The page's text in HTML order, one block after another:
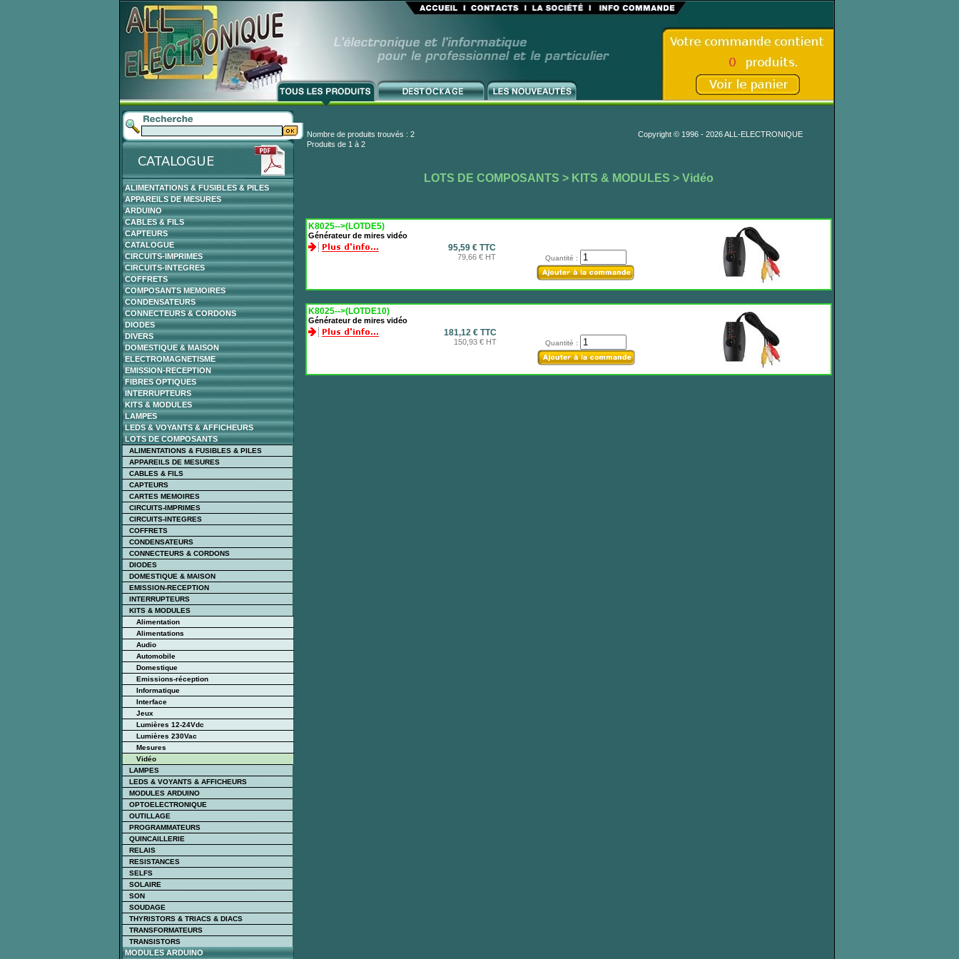
ALIMENTATIONS & FUSIBLES & PILES
APPAREILS DE MESURES
ARDUINO
CABLES & FILS
CAPTEURS
CATALOGUE
CIRCUITS-IMPRIMES
CIRCUITS-INTEGRES
COFFRETS
COMPOSANTS MEMOIRES
CONDENSATEURS
CONNECTEURS & CORDONS
DIODES
DIVERS
DOMESTIQUE & MAISON
ELECTROMAGNETISME
EMISSION-RECEPTION
FIBRES OPTIQUES
INTERRUPTEURS
KITS & MODULES
LAMPES
LEDS & VOYANTS & AFFICHEURS
LOTS DE COMPOSANTS
ALIMENTATIONS & FUSIBLES & PILES
APPAREILS DE MESURES
CABLES & FILS
CAPTEURS
CARTES MEMOIRES
CIRCUITS-IMPRIMES
CIRCUITS-INTEGRES
COFFRETS
CONDENSATEURS
CONNECTEURS & CORDONS
DIODES
DOMESTIQUE & MAISON
EMISSION-RECEPTION
INTERRUPTEURS
KITS & MODULES
Alimentation
Alimentations
Audio
Automobile
Domestique
Emissions-réception
Informatique
Interface
Jeux
Lumières 12-24Vdc
Lumières 230Vac
Mesures
Vidéo
LAMPES
LEDS & VOYANTS & AFFICHEURS
MODULES ARDUINO
OPTOELECTRONIQUE
OUTILLAGE
PROGRAMMATEURS
QUINCAILLERIE
RELAIS
RESISTANCES
SELFS
SOLAIRE
SON
SOUDAGE
THYRISTORS & TRIACS & DIACS
TRANSFORMATEURS
TRANSISTORS
MODULES ARDUINO
Nombre de produits trouvés : 2
Copyright © 1996 - 2026 ALL-ELECTRONIQUE
Produits de 1 à 2
LOTS DE COMPOSANTS > KITS & MODULES > Vidéo
K8025-->(LOTDE5)
Générateur de mires vidéo
95,59 € TTC
79,66 € HT Quantité :
K8025-->(LOTDE10)
Générateur de mires vidéo
181,12 € TTC
150,93 € HT Quantité :